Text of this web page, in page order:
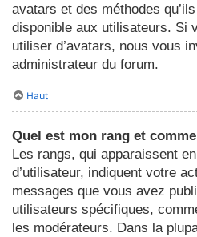
avatars et des méthodes
disponible aux utilisateurs. Si
utiliser d’avatars, nous vous
administrateur du forum.
Haut
Quel est mon rang et
Les rangs, qui apparaissent
d’utilisateur, indiquent votre
messages que vous avez
utilisateurs spécifiques,
les modérateurs. Dans la